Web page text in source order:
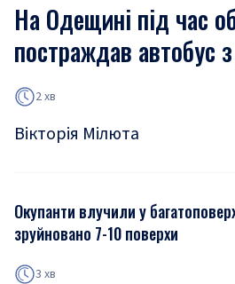
На Одещині під час
постраждав автобус
2 хв
Вікторія Мілюта
Окупанти влучили у
зруйновано 7-10 поверхи
3 хв